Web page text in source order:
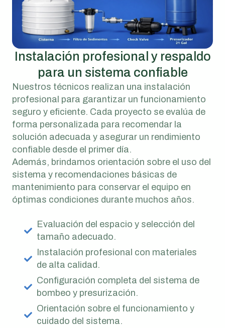
Instalación profesional y respaldo
para un sistema confiable
Nuestros técnicos realizan una instalación
profesional para garantizar un funcionamiento
seguro y eficiente. Cada proyecto se evalúa de
forma personalizada para recomendar la
solución adecuada y asegurar un rendimiento
confiable desde el primer día.
Además, brindamos orientación sobre el uso del
sistema y recomendaciones básicas de
mantenimiento para conservar el equipo en
óptimas condiciones durante muchos años.
Evaluación del espacio y selección del
tamaño adecuado.
Instalación profesional con materiales
de alta calidad.
Configuración completa del sistema de
bombeo y presurización.
Orientación sobre el funcionamiento y
cuidado del sistema.